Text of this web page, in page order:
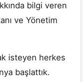
bilgi veren
ve Yönetim
isteyen herkes
başlattık.